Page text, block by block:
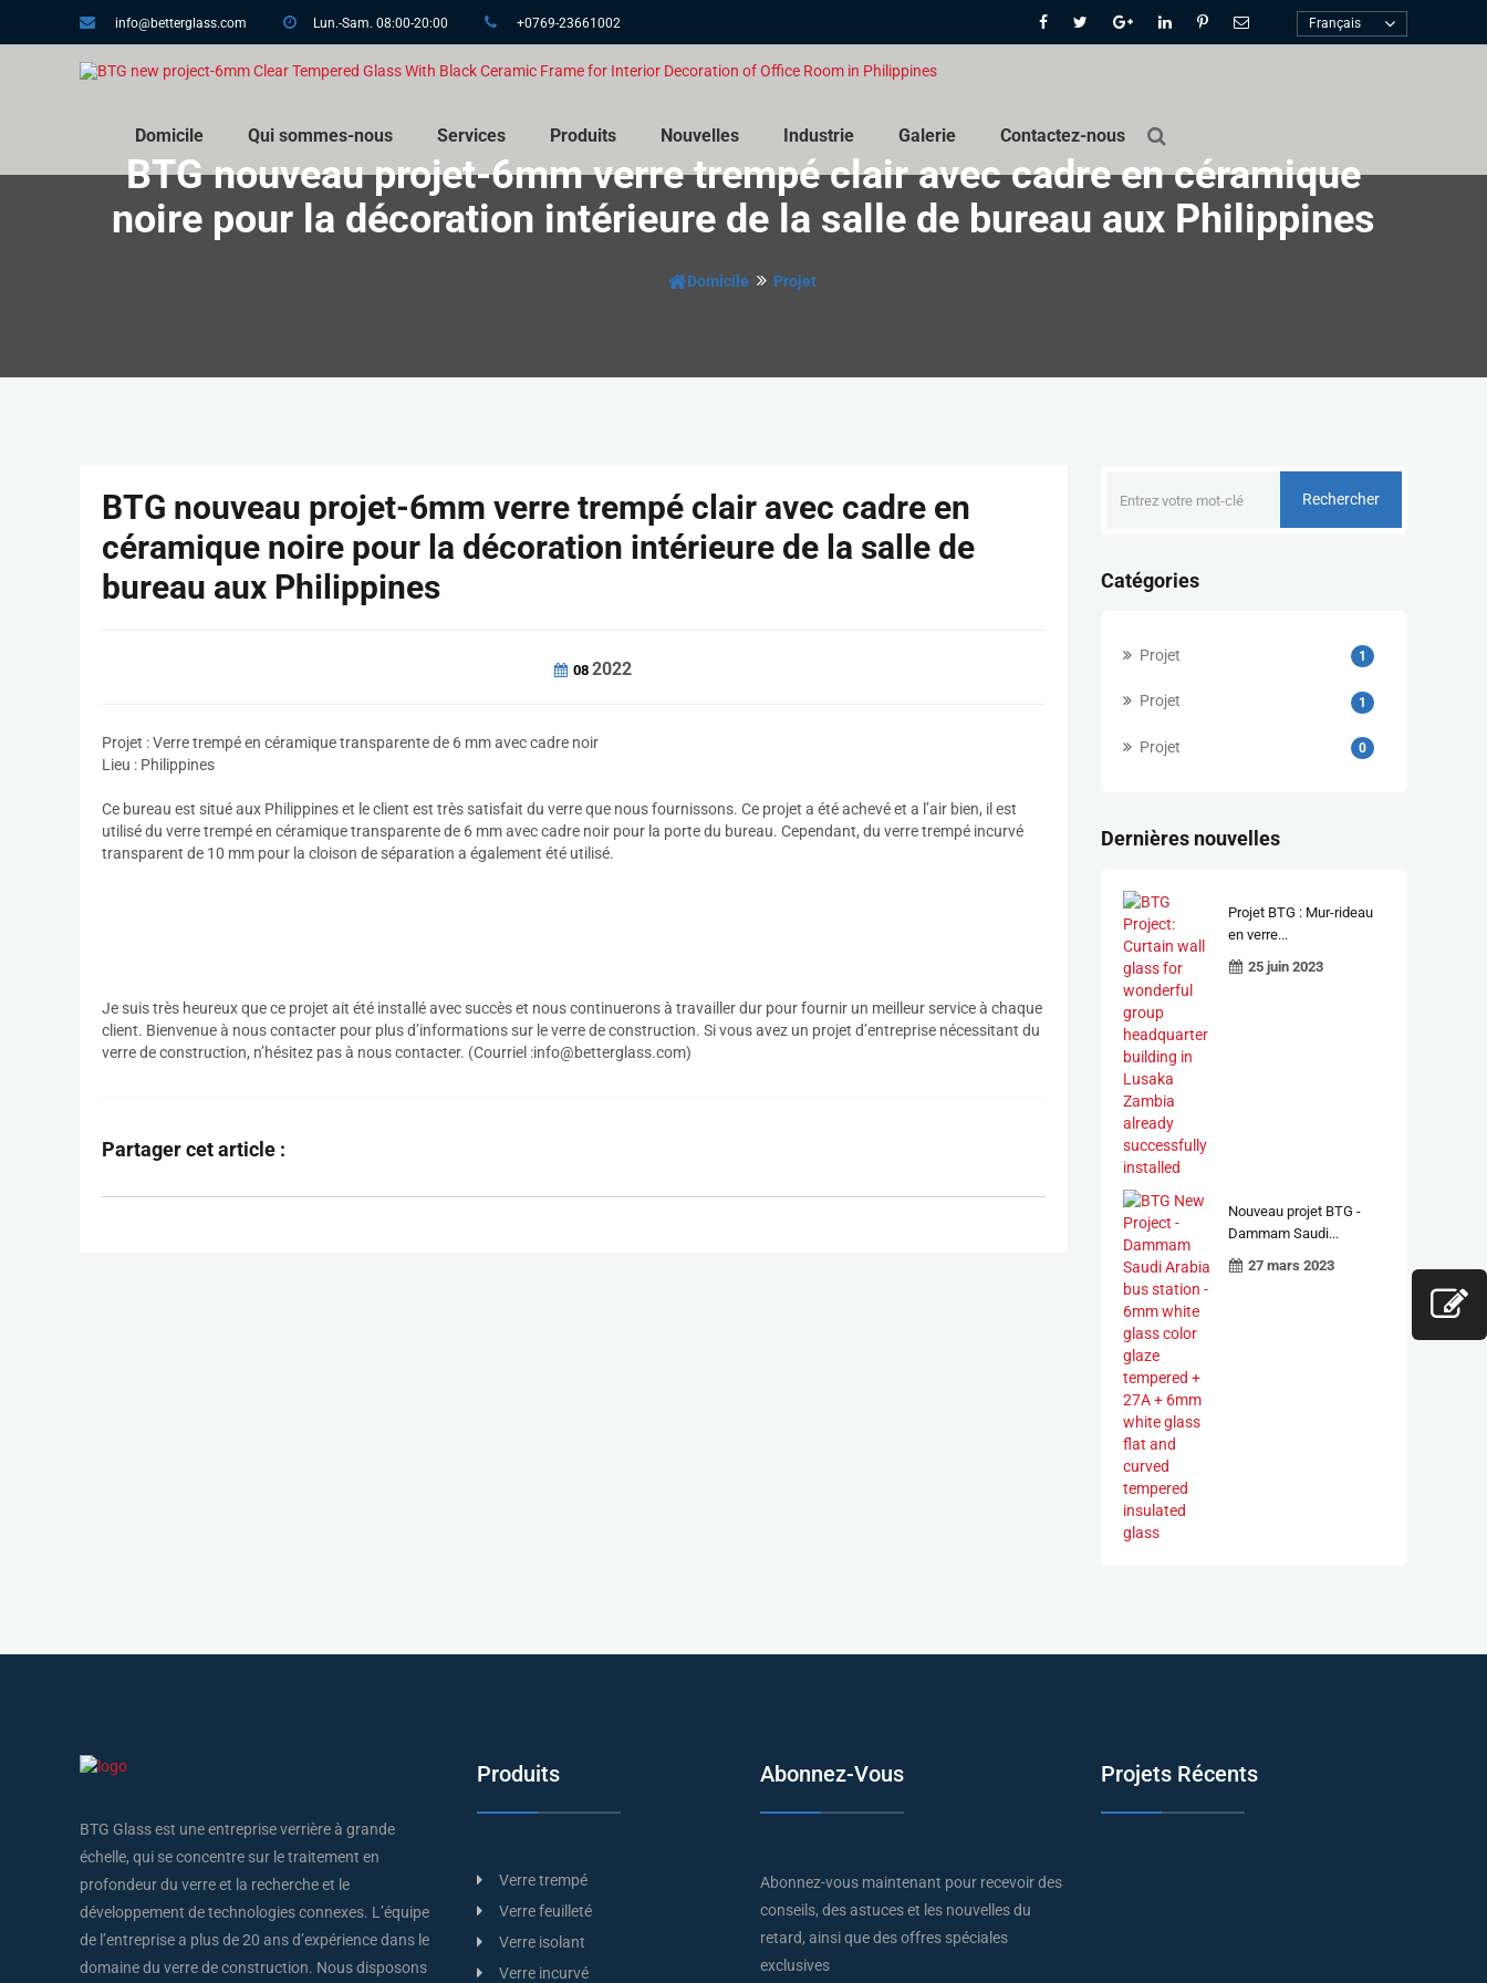
info@betterglass.com Lun.-Sam. 08:00-20:00 +0769-23661002 Français
Domicile Qui sommes-nous Services Produits Nouvelles Industrie Galerie Contactez-nous
BTG nouveau projet-6mm verre trempé clair avec cadre en céramique
noire pour la décoration intérieure de la salle de bureau aux Philippines
Domicile Projet
BTG nouveau projet-6mm verre trempé clair avec cadre en
céramique noire pour la décoration intérieure de la salle de
bureau aux Philippines
08 2022
Projet : Verre trempé en céramique transparente de 6 mm avec cadre noir
Lieu : Philippines
Ce bureau est situé aux Philippines et le client est très satisfait du verre que nous fournissons. Ce projet a été achevé et a l’air bien, il est
utilisé du verre trempé en céramique transparente de 6 mm avec cadre noir pour la porte du bureau. Cependant, du verre trempé incurvé
transparent de 10 mm pour la cloison de séparation a également été utilisé.
Je suis très heureux que ce projet ait été installé avec succès et nous continuerons à travailler dur pour fournir un meilleur service à chaque
client. Bienvenue à nous contacter pour plus d’informations sur le verre de construction. Si vous avez un projet d’entreprise nécessitant du
verre de construction, n’hésitez pas à nous contacter. (Courriel :info@betterglass.com)
Partager cet article :
Rechercher
Catégories
Projet 1
Projet 1
Projet 0
Dernières nouvelles
Projet BTG : Mur-rideau
en verre...
25 juin 2023
Nouveau projet BTG -
Dammam Saudi...
27 mars 2023
BTG Glass est une entreprise verrière à grande
échelle, qui se concentre sur le traitement en
profondeur du verre et la recherche et le
développement de technologies connexes. L’équipe
de l’entreprise a plus de 20 ans d’expérience dans le
domaine du verre de construction. Nous disposons
Produits
Verre trempé
Verre feuilleté
Verre isolant
Verre incurvé
Abonnez-Vous
Abonnez-vous maintenant pour recevoir des
conseils, des astuces et les nouvelles du
retard, ainsi que des offres spéciales
exclusives
Projets Récents